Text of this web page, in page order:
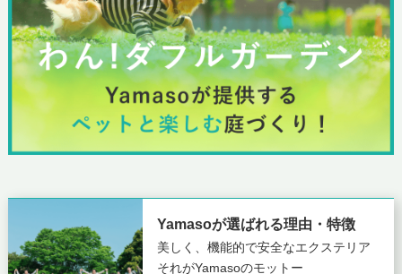
Yamasoが選ばれる理由・特徴
美しく、機能的で安全なエクステリア
それがYamasoのモットー